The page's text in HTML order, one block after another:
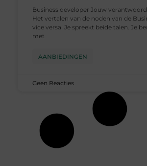
Business developer Jouw
Het vertalen van de noden van de
vice versa! Je spreekt beide talen. Je
met
AANBIEDINGEN
Geen Reacties